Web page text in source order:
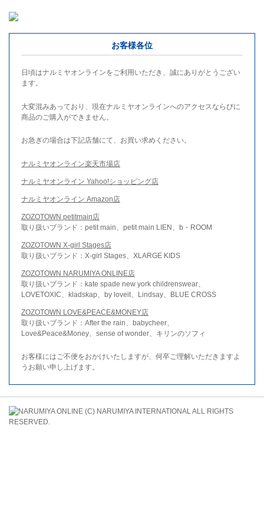
お客様各位
日頃はナルミヤオンラインをご利用いただき、誠にありがとうござい
ます。
大変混みあっており、現在ナルミヤオンラインへのアクセスならびに
商品のご購入ができません。
お急ぎの場合は下記店舗にて、お買い求めください。
ナルミヤオンライン楽天市場店
ナルミヤオンライン Yahoo!ショッピング店
ナルミヤオンライン Amazon店
ZOZOTOWN petitmain店
取り扱いブランド：petit main、petit main LIEN、b・ROOM
ZOZOTOWN X-girl Stages店
取り扱いブランド：X-girl Stages、XLARGE KIDS
ZOZOTOWN NARUMIYA ONLINE店
取り扱いブランド：kate spade new york childrenswear、
LOVETOXIC、kladskap、by loveit、Lindsay、BLUE CROSS
ZOZOTOWN LOVE&PEACE&MONEY店
取り扱いブランド：After the rain、babycheer、
Love&Peace&Money、sense of wonder、キリンのソフィ
お客様にはご不便をおかけいたしますが、何卒ご理解いただきますよ
うお願い申し上げます。